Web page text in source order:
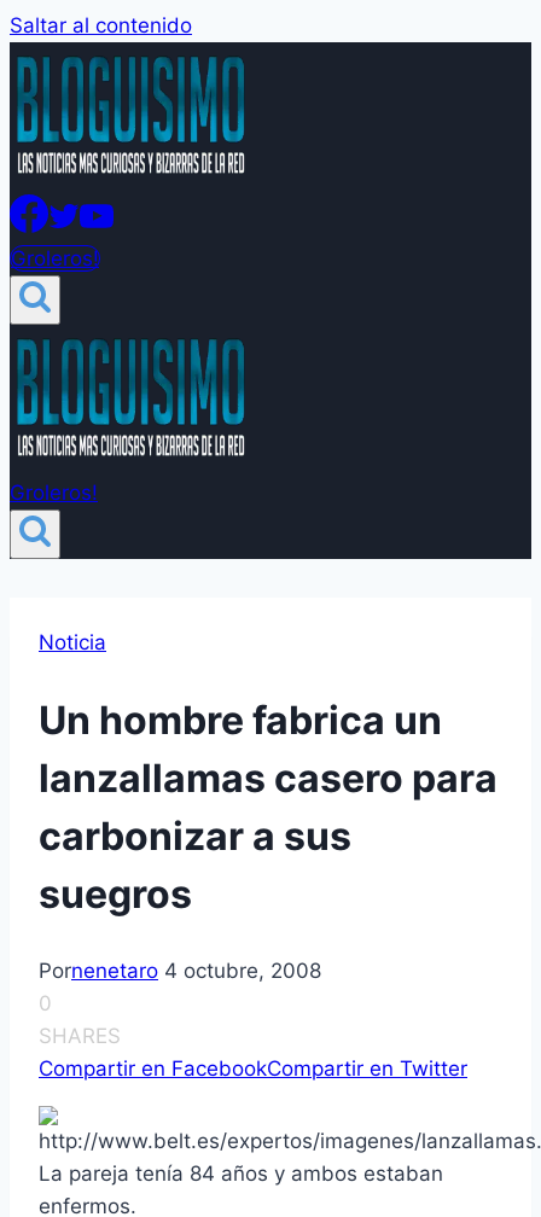
Saltar al contenido
Groleros!
Groleros!
Noticia
Un hombre fabrica un
lanzallamas casero para
carbonizar a sus
suegros
Pornenetaro 4 octubre, 2008
0
SHARES
Compartir en FacebookCompartir en Twitter
La pareja tení­a 84 años y ambos estaban
enfermos.